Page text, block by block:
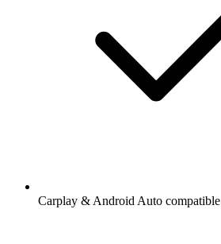
Carplay & Android Auto compatible